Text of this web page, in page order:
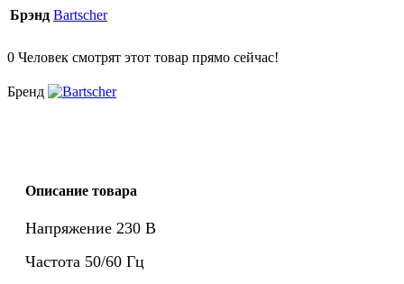
Брэнд Bartscher
0 Человек смотрят этот товар прямо сейчас!
Бренд
Описание товара
Напряжение 230 В
Частота 50/60 Гц